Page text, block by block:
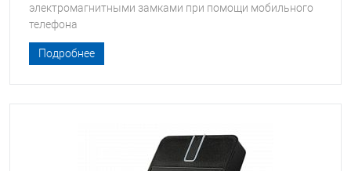
электромагнитными замками при помощи мобильного
телефона
Подробнее